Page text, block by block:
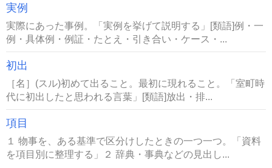
実例
実際にあった事例。「実例を挙げて説明する」[類語]例・一
例・具体例・例証・たとえ・引き合い・ケース・...
初出
［名］(スル)初めて出ること。最初に現れること。「室町時
代に初出したと思われる言葉」[類語]放出・排...
項目
１ 物事を、ある基準で区分けしたときの一つ一つ。「資料
を項目別に整理する」２ 辞典・事典などの見出し...